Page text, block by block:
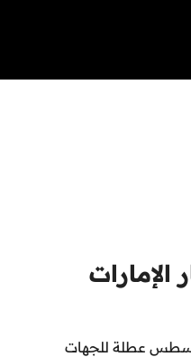
الإمارات
.. 28 اغسطس عطلة للجهات